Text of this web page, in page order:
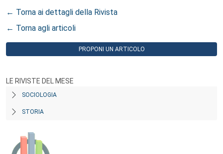
← Torna ai dettagli della Rivista
← Torna agli articoli
PROPONI UN ARTICOLO
LE RIVISTE DEL MESE
SOCIOLOGIA
STORIA